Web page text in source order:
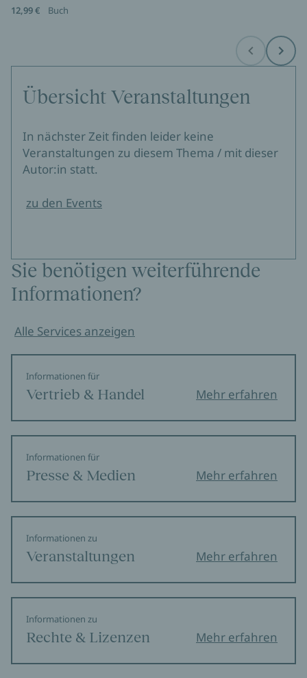
12,99 €
Buch
Before Next
Übersicht Veranstaltungen
In nächster Zeit finden leider keine
Veranstaltungen zu diesem Thema / mit dieser
Autor:in statt.
zu den Events
Sie benötigen weiterführende
Informationen?
Alle Services anzeigen
Informationen für
Vertrieb & Handel Mehr erfahren
Informationen für
Presse & Medien Mehr erfahren
Informationen zu
Veranstaltungen Mehr erfahren
Informationen zu
Rechte & Lizenzen Mehr erfahren